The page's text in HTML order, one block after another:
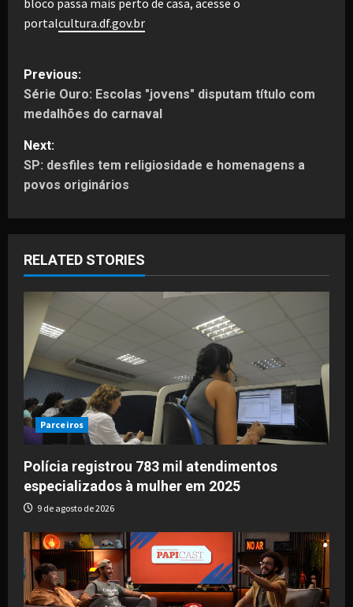
portalcultura.df.gov.br
P
o
s
t
n
a
v
i
a
t
i
o
n
Previous:
Série Ouro: Escolas "jovens" disputam título com
medalhões do carnaval
Next:
SP: desfiles tem religiosidade e homenagens a
povos originários
RELATED STORIES
Parceiros
Polícia registrou 783 mil atendimentos
especializados à mulher em 2025
9 de agosto de 2026